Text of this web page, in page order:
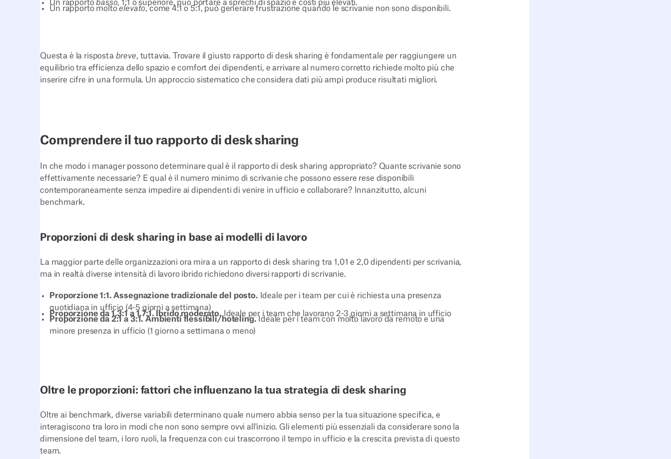
Un rapporto basso, 1:1 o superiore, può portare a sprechi di spazio e costi più elevati.
Un rapporto moltoelevato, come 4:1 o 5:1, può generare frustrazione quando le scrivanie non sono disponibili.
Questa è la risposta breve, tuttavia. Trovare il giusto rapporto di desk sharing è fondamentale per raggiungere un
equilibrio tra efficienza dello spazio e comfort dei dipendenti, e arrivare al numero corretto richiede molto più che
inserire cifre in una formula. Un approccio sistematico che considera dati più ampi produce risultati migliori.
Comprendere il tuo rapporto di desk sharing
In che modo i manager possono determinare qual è il rapporto di desk sharing appropriato? Quante scrivanie sono
effettivamente necessarie? E qual è il numero minimo di scrivanie che possono essere rese disponibili
contemporaneamente senza impedire ai dipendenti di venire in ufficio e collaborare? Innanzitutto, alcuni
benchmark.
Proporzioni di desk sharing in base ai modelli di lavoro
La maggior parte delle organizzazioni ora mira a un rapporto di desk sharing tra 1,01 e 2,0 dipendenti per scrivania,
ma in realtà diverse intensità di lavoro ibrido richiedono diversi rapporti di scrivanie.
Proporzione 1:1. Assegnazione tradizionale del posto. Ideale per i team per cui è richiesta una presenza
quotidiana in ufficio (4-5 giorni a settimana)
Proporzione da 1.3:1 a 1.7:1. Ibrido moderato.Ideale per i team che lavorano 2-3 giorni a settimana in ufficio
Proporzione da 2:1 a 3:1. Ambienti flessibili/hoteling. Ideale per i team con molto lavoro da remoto e una
minore presenza in ufficio (1 giorno a settimana o meno)
Oltre le proporzioni: fattori che influenzano la tua strategia di desk sharing
Oltre ai benchmark, diverse variabili determinano quale numero abbia senso per la tua situazione specifica, e
interagiscono tra loro in modi che non sono sempre ovvi all'inizio. Gli elementi più essenziali da considerare sono la
dimensione del team, i loro ruoli, la frequenza con cui trascorrono il tempo in ufficio e la crescita prevista di questo
team.